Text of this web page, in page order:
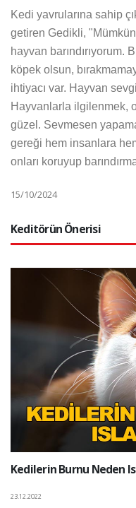
Kedi yavrularına sahip
getiren Gedikli,
hayvan barındırıyorum.
köpek olsun,
ihtiyacı var. Hayvan
Hayvanlarla ilgilenmek,
güzel. Sevmesen
gereği hem insanlara
onları koruyup
15/10/2024
Keditörün Önerisi
Kedilerin Burnu Neden
23.12.2022